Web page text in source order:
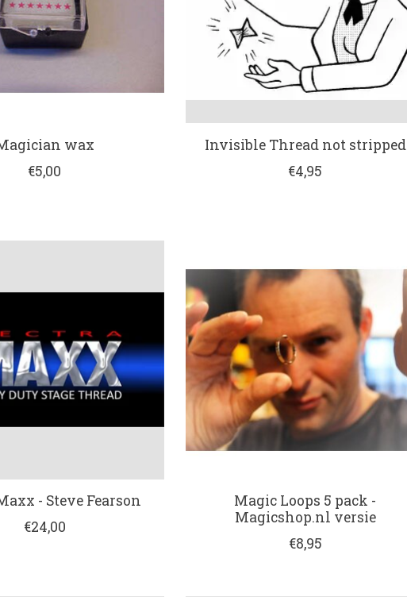
wax
€5,00
Invisible Thread not stripped
€4,95
- Steve Fearson
€24,00
Magic Loops 5 pack -
Magicshop.nl versie
€8,95